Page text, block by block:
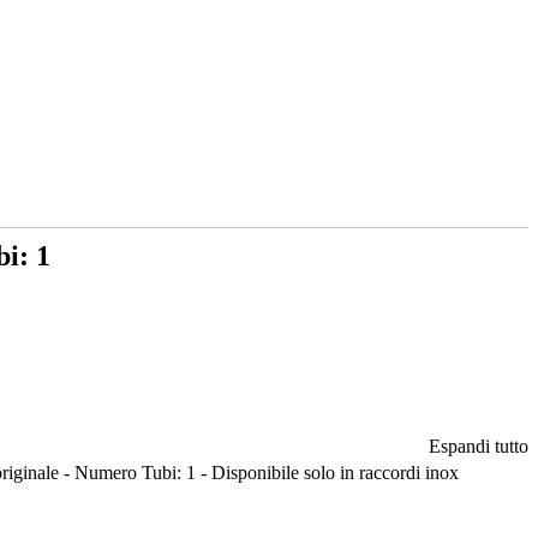
1
Espandi tutto
- Numero Tubi: 1 - Disponibile solo in raccordi inox